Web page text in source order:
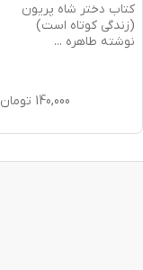
کتاب دختر شاه پریون
(زندگی کوتاه است)
نوشته طاهره ...
140,000 تومان